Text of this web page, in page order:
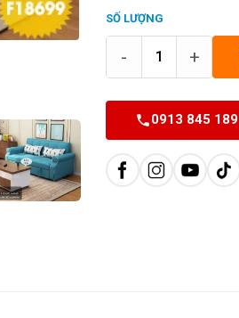
SỐ LƯỢNG
- +
0913 845 189